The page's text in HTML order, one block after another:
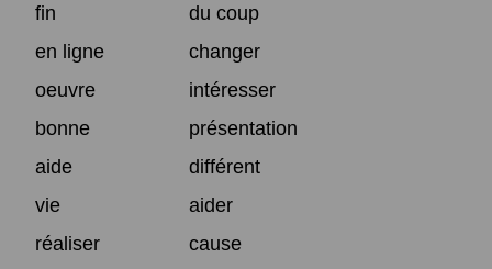
fin
du coup
en ligne
changer
oeuvre
intéresser
bonne
présentation
aide
différent
vie
aider
réaliser
cause